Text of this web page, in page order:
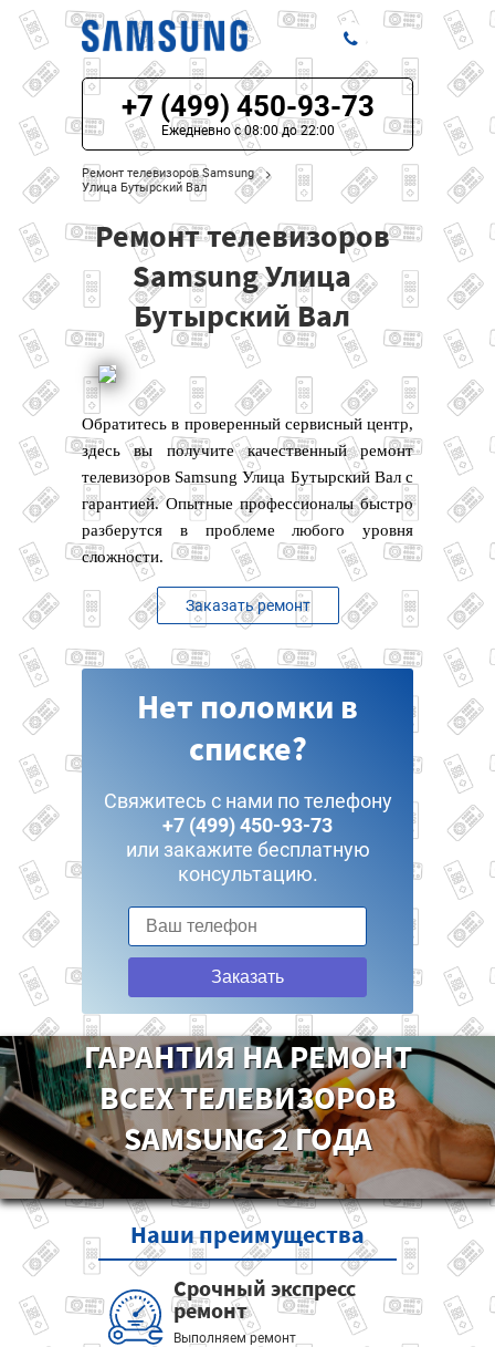
ЦЕНЫ НА РЕМОНТ
О СЕРВИСЕ
МОДЕЛИ SAMSUNG
НАШИ КОНТАКТЫ
+7 (499) 450-93-73
Ежедневно с 08:00 до 22:00
Ремонт телевизоров Samsung
Улица Бутырский Вал
Ремонт телевизоров
Samsung Улица
Бутырский Вал
Обратитесь в проверенный сервисный центр,
здесь вы получите качественный ремонт
телевизоров Samsung Улица Бутырский Вал с
гарантией. Опытные профессионалы быстро
разберутся в проблеме любого уровня
сложности.
Заказать ремонт
Нет поломки в
списке?
Свяжитесь с нами по телефону
+7 (499) 450-93-73
или закажите бесплатную
консультацию.
Заказать
ГАРАНТИЯ НА РЕМОНТ
ВСЕХ ТЕЛЕВИЗОРОВ
SAMSUNG 2 ГОДА
Нашипреимущества
Срочный экспресс
ремонт
Выполняем ремонт